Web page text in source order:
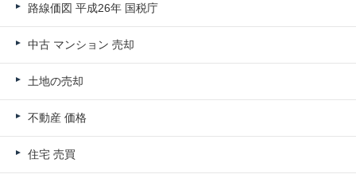
路線価図 平成26年 国税庁
中古 マンション 売却
土地の売却
不動産 価格
住宅 売買